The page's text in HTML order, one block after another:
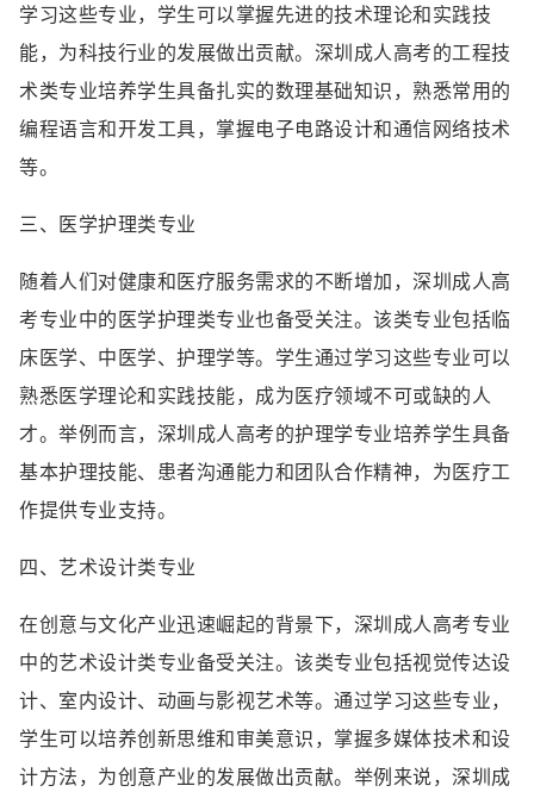
学习这些专业，学生可以掌握先进的技术理论和实践技
能，为科技行业的发展做出贡献。深圳成人高考的工程技
术类专业培养学生具备扎实的数理基础知识，熟悉常用的
编程语言和开发工具，掌握电子电路设计和通信网络技术
等。
三、医学护理类专业
随着人们对健康和医疗服务需求的不断增加，深圳成人高
考专业中的医学护理类专业也备受关注。该类专业包括临
床医学、中医学、护理学等。学生通过学习这些专业可以
熟悉医学理论和实践技能，成为医疗领域不可或缺的人
才。举例而言，深圳成人高考的护理学专业培养学生具备
基本护理技能、患者沟通能力和团队合作精神，为医疗工
作提供专业支持。
四、艺术设计类专业
在创意与文化产业迅速崛起的背景下，深圳成人高考专业
中的艺术设计类专业备受关注。该类专业包括视觉传达设
计、室内设计、动画与影视艺术等。通过学习这些专业，
学生可以培养创新思维和审美意识，掌握多媒体技术和设
计方法，为创意产业的发展做出贡献。举例来说，深圳成